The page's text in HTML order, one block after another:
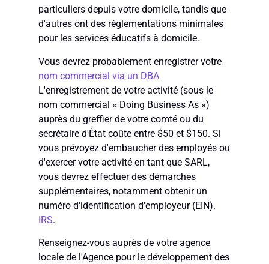
particuliers depuis votre domicile, tandis que
d'autres ont des réglementations minimales
pour les services éducatifs à domicile.
Vous devrez probablement enregistrer votre
nom commercial via un DBA
L'enregistrement de votre activité (sous le
nom commercial « Doing Business As »)
auprès du greffier de votre comté ou du
secrétaire d'État coûte entre $50 et $150. Si
vous prévoyez d'embaucher des employés ou
d'exercer votre activité en tant que SARL,
vous devrez effectuer des démarches
supplémentaires, notamment obtenir un
numéro d'identification d'employeur (EIN).
IRS.
Renseignez-vous auprès de votre agence
locale de l'Agence pour le développement des